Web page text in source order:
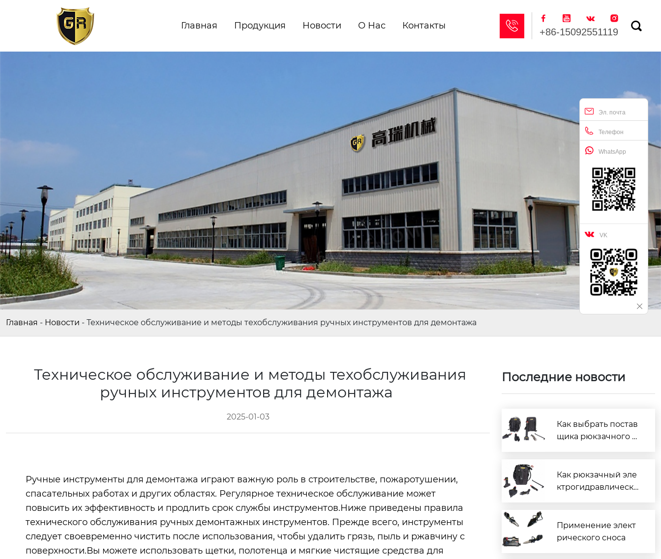
Главная Продукция Новости О Нас Контакты 
   
+86-15092551119 
Эл. почта
Телефон
WhatsApp
 VK
Главная - Новости - Техническое обслуживание и методы техобслуживания ручных инструментов для демонтажа
Техническое обслуживание и методы техобслуживания
ручных инструментов для демонтажа
2025-01-03
Ручные инструменты для демонтажа играют важную роль в строительстве, пожаротушении,
спасательных работах и других областях. Регулярное техническое обслуживание может
повысить их эффективность и продлить срок службы инструментов.Ниже приведены правила
технического обслуживания ручных демонтажных инструментов. Прежде всего, инструменты
следует своевременно чистить после использования, чтобы удалить грязь, пыль и ржавчину с
поверхности.Вы можете использовать щетки, полотенца и мягкие чистящие средства для
Последние новости
Как выбрать постав
щика рюкзачного э
Как рюкзачный эле
ктрогидравлически
ехнологии?
Применение элект
рического сноса